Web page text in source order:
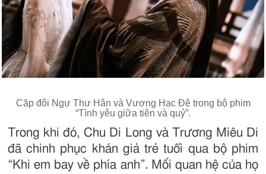
Cặp đôi Ngự Thư Hân và Vương Hạc Đệ trong bộ phim
“Tình yêu giữa tiên và quỷ”.
Trong khi đó, Chu Di Long và Trương Miêu Di
đã chinh phục khán giả trẻ tuổi qua bộ phim
“Khi em bay về phía anh”. Mối quan hệ của họ